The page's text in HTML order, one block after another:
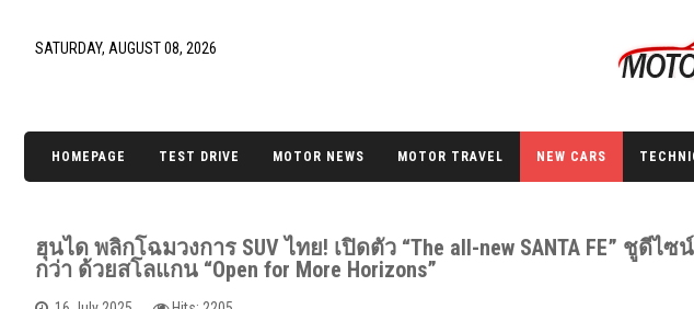
SATURDAY, AUGUST 08, 2026
HOMEPAGE TEST DRIVE MOTOR NEWS MOTOR TRAVEL NEW CARS
ฮุนได พลิกโฉมวงการ SUV ไทย! เปิดตัว “The all-new SANTA FE” ชูดี
กว่า ด้วยสโลแกน “Open for More Horizons”